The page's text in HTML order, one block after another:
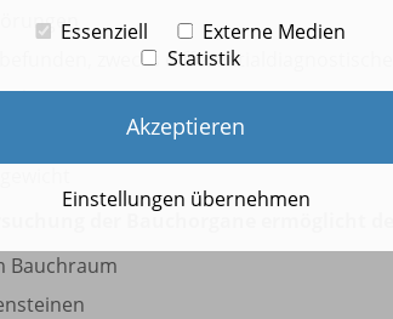
zwecks
der Bauchorgane ermöglicht
Bauchraum
Essenziell
Externe Medien
Statistik
Akzeptieren
Einstellungen übernehmen